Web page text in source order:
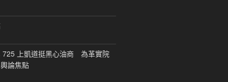
725 上凱道挺黑心油商 為革實院
論焦點